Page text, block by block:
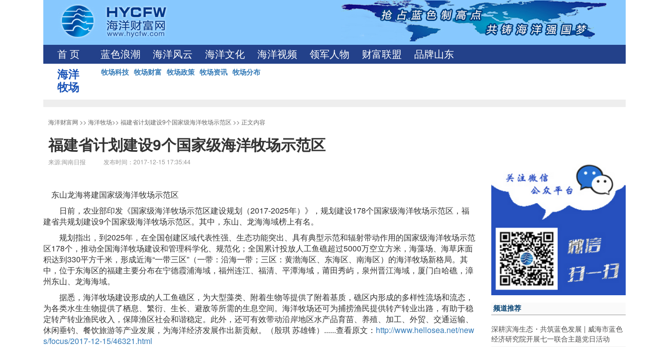
首 页 蓝色浪潮 海洋风云 海洋文化 海洋视频 领军人物 财富联盟 品牌山东
海洋
牧场
牧场科技 牧场财富 牧场政策 牧场资讯 牧场分布
海洋财富网 >> 海洋牧场>> 福建省计划建设9个国家级海洋牧场示范区 >> 正文内容
福建省计划建设9个国家级海洋牧场示范区
来源:闽南日报 发布时间：2017-12-15 17:35:44
东山龙海将建国家级海洋牧场示范区
日前，农业部印发《国家级海洋牧场示范区建设规划（2017-2025年）》，规划建设178个国家级海洋牧场示范区，福
建省共规划建设9个国家级海洋牧场示范区。其中，东山、龙海海域榜上有名。
规划指出，到2025年，在全国创建区域代表性强、生态功能突出、具有典型示范和辐射带动作用的国家级海洋牧场示范
区178个，推动全国海洋牧场建设和管理科学化、规范化；全国累计投放人工鱼礁超过5000万空立方米，海藻场、海草床面
积达到330平方千米，形成近海“一带三区”（一带：沿海一带；三区：黄渤海区、东海区、南海区）的海洋牧场新格局。其
中，位于东海区的福建主要分布在宁德霞浦海域，福州连江、福清、平潭海域，莆田秀屿，泉州晋江海域，厦门白哈礁，漳
州东山、龙海海域。
据悉，海洋牧场建设形成的人工鱼礁区，为大型藻类、附着生物等提供了附着基质，礁区内形成的多样性流场和流态，
为各类水生生物提供了栖息、繁衍、生长、避敌等所需的生息空间。海洋牧场还可为捕捞渔民提供转产转业出路，有助于稳
定转产转业渔民收入，保障渔区社会和谐稳定。此外，还可有效带动沿岸地区水产品育苗、养殖、加工、外贸、交通运输、
休闲垂钓、餐饮旅游等产业发展，为海洋经济发展作出新贡献。（殷琪 苏雄锋）......查看原文： http://www.hellosea.net/new
s/focus/2017-12-15/46321.html
频道推荐
深耕滨海生态・共筑蓝色发展 | 威海市蓝色
经济研究院开展七一联合主题党日活动